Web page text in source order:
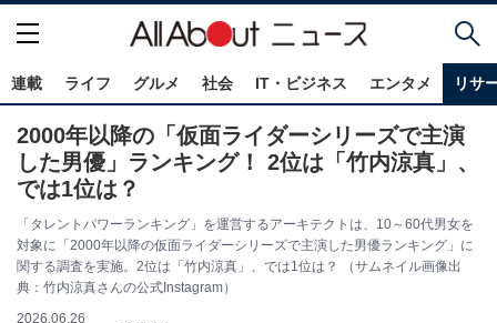
連載 ライフ グルメ 社会 IT・ビジネス エンタメ リサ
2000年以降の「仮面ライダーシリーズで主演
した男優」ランキング！ 2位は「竹内涼真」、
では1位は？
「タレントパワーランキング」を運営するアーキテクトは、10～60代男女を
対象に「2000年以降の仮面ライダーシリーズで主演した男優ランキング」に
関する調査を実施。2位は「竹内涼真」、では1位は？ （サムネイル画像出
典：竹内涼真さんの公式Instagram）
2026.06.26